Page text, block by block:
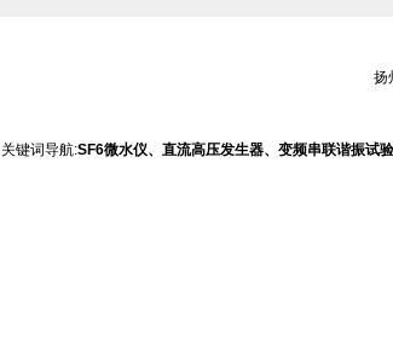
扬
关键词导航:SF6微水仪、直流高压发生器、变频串联谐振试